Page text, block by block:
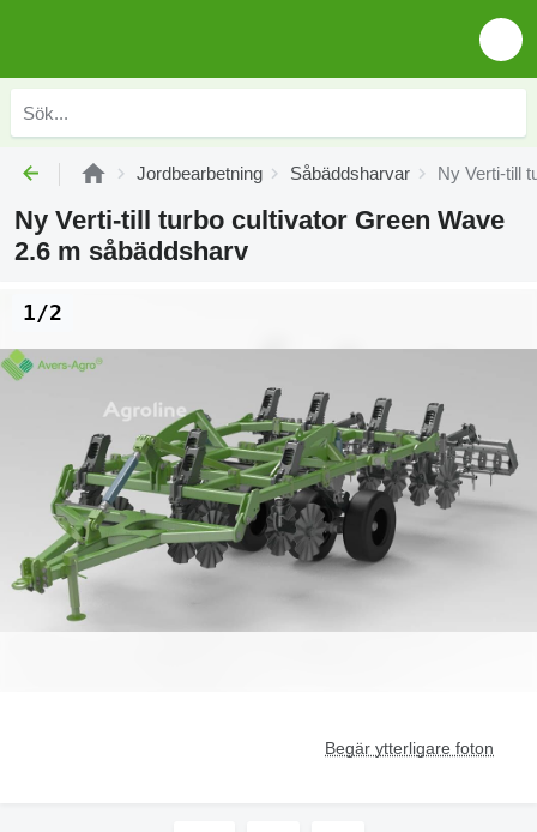
Jordbearbetning Såbäddsharvar Ny Verti-till
Ny Verti-till turbo cultivator Green Wave
2.6 m såbäddsharv
Begär ytterligare foton
1/2